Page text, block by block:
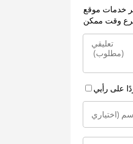
خدمات موقع